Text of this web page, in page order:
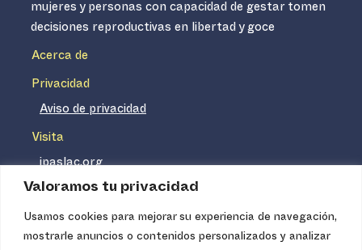
Valoramos tu privacidad
Usamos cookies para mejorar su experiencia de navegación,
mostrarle anuncios o contenidos personalizados y analizar
mujeres y personas con capacidad de gestar tomen
decisiones reproductivas en libertad y goce
Acerca de
Privacidad
Aviso de privacidad
Visita
ipaslac.org
ipasmexico.org
Ipas no es un distribuidor de insumos médicos. Nuestros